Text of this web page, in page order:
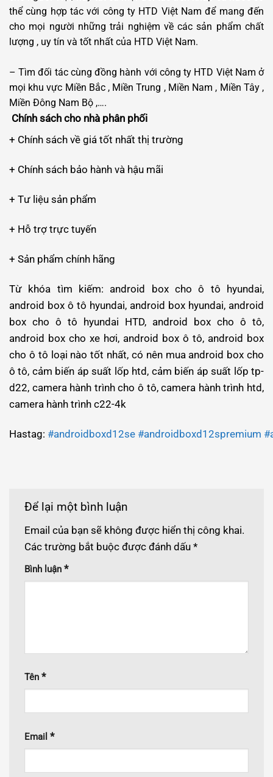
thể cùng hợp tác với công ty HTD Việt Nam để mang đến
cho mọi người những trải nghiệm về các sản phẩm chất
lượng , uy tín và tốt nhất của HTD Việt Nam.
– Tìm đối tác cùng đồng hành với công ty HTD Việt Nam ở
mọi khu vực Miền Bắc , Miền Trung , Miền Nam , Miền Tây ,
Miền Đông Nam Bộ ,….
Chính sách cho nhà phân phối
+ Chính sách về giá tốt nhất thị trường
+ Chính sách bảo hành và hậu mãi
+ Tư liệu sản phẩm
+ Hỗ trợ trực tuyến
+ Sản phẩm chính hãng
Từ khóa tìm kiếm: android box cho ô tô hyundai,
android box ô tô hyundai, android box hyundai, android
box cho ô tô hyundai HTD, android box cho ô tô,
android box cho xe hơi, android box ô tô, android box
cho ô tô loại nào tốt nhất, có nên mua android box cho
ô tô, cảm biến áp suất lốp htd, cảm biến áp suất lốp tp-
d22, camera hành trình cho ô tô, camera hành trình htd,
camera hành trình c22-4k
Hastag: #androidboxd12se #androidboxd12spremium
Để lại một bình luận
Email của bạn sẽ không được hiển thị công khai.
Các trường bắt buộc được đánh dấu *
Bình luận *
Tên *
Email *